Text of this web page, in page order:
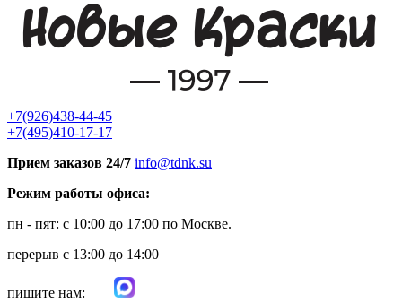
+7(926)438-44-45
+7(495)410-17-17
Прием заказов 24/7 info@tdnk.su
Режим работы офиса:
пн - пят: с 10:00 до 17:00 по Москве.
перерыв с 13:00 до 14:00
пишите нам: